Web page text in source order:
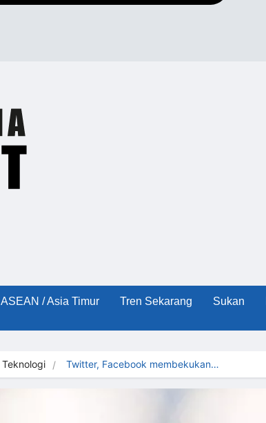
ASEAN / Asia Timur Tren Sekarang Sukan
Teknologi Twitter, Facebook membekukan…